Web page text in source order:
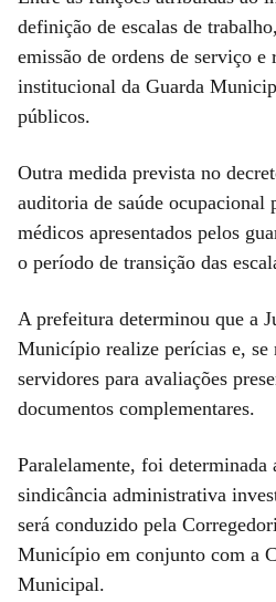
definição de escalas de
emissão de ordens de serviço e
institucional da Guarda
públicos.
Outra medida prevista no
auditoria de saúde ocupacional
médicos apresentados pelos
o período de transição das
A prefeitura determinou que a
Município realize perícias e, se
servidores para avaliações
documentos complementares.
Paralelamente, foi determinada
sindicância administrativa
será conduzido pela
Município em conjunto com a
Municipal.